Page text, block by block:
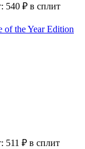
540 ₽ в сплит
the Year Edition
511 ₽ в сплит